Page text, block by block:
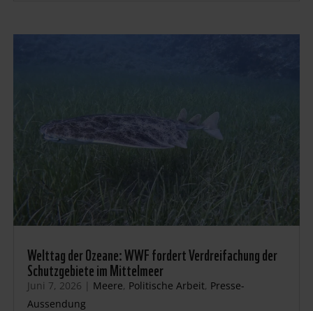
Welttag der Ozeane: WWF fordert Verdreifachung der
Schutzgebiete im Mittelmeer
Juni 7, 2026 | Meere, Politische Arbeit, Presse-
Aussendung